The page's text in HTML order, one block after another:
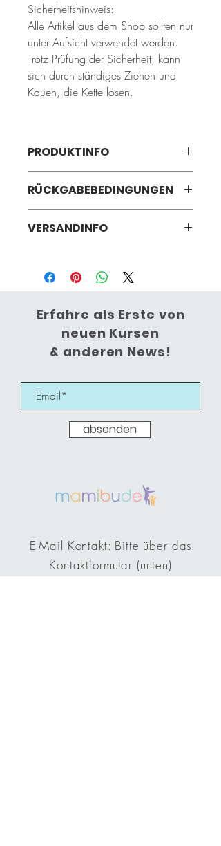
Sicherheitshinweis:
Alle Artikel aus dem Shop sollten nur
unter Aufsicht verwendet werden.
Trotz Prüfung der Sicherheit, kann
sich durch ständiges Ziehen und
Kauen, die Kette lösen.
PRODUKTINFO
Mamibude
BPA frei
Schadstofffreies Holz
RÜCKGABEBEDINGUNGEN
laut Fernabsatzgesetz (FernAbsG)
VERSANDINFO
(Bei Versandwunsch kontaktiere mich
Erfahre als Erste von
neuen Kursen
& anderen News!
absenden
E-Mail Kontakt: Bitte über das
Kontaktformular (unten)